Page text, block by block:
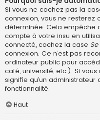
Si vous ne cochez pas la
connexion, vous ne
déterminée. Cela empêche
compte à votre insu en
connecté, cochez la case
connexion. Ce n’est pas
ordinateur public pour
café, université, etc.). Si
signifie qu’un
fonctionnalité.
Haut